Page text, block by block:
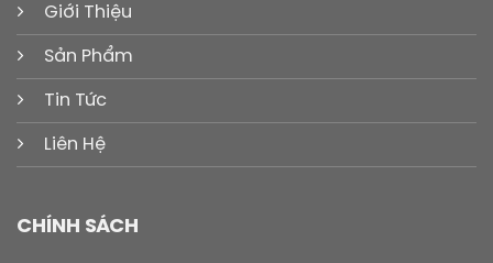
Giới Thiệu
Sản Phẩm
Tin Tức
Liên Hệ
CHÍNH SÁCH